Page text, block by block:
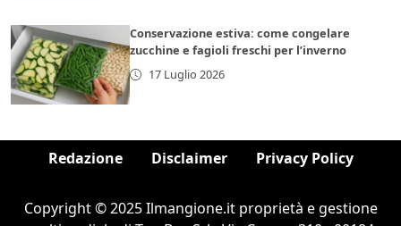
Conservazione estiva: come congelare
zucchine e fagioli freschi per l’inverno
17 Luglio 2026
Redazione Disclaimer Privacy Policy
Copyright © 2025 Ilmangione.it proprietà e gestione